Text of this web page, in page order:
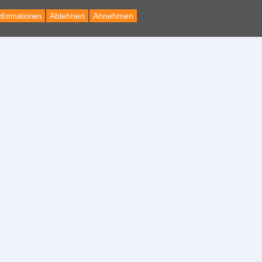
Annehmen
Ablehnen